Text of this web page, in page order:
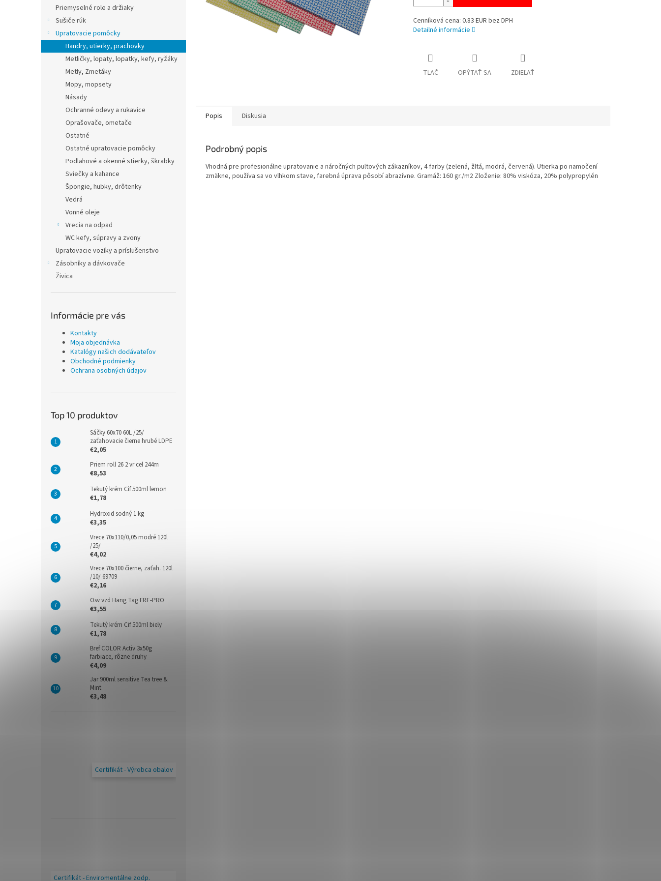
Priemyselné role a držiaky
Sušiče rúk
Upratovacie pomôcky
Handry, utierky, prachovky
Metličky, lopaty, lopatky, kefy, ryžáky
Metly, Zmetáky
Mopy, mopsety
Násady
Ochranné odevy a rukavice
Oprašovače, ometače
Ostatné
Ostatné upratovacie pomôcky
Podlahové a okenné stierky, škrabky
Sviečky a kahance
Špongie, hubky, drôtenky
Vedrá
Vonné oleje
Vrecia na odpad
WC kefy, súpravy a zvony
Upratovacie vozíky a príslušenstvo
Zásobníky a dávkovače
Živica
Informácie pre vás
Kontakty
Moja objednávka
Katalógy našich dodávateľov
Obchodné podmienky
Ochrana osobných údajov
Top 10 produktov
Sáčky 60x70 60L /25/
zaťahovacie čierne hrubé LDPE
€2,05
Priem roll 26 2 vr cel 244m
€8,53
Tekutý krém Cif 500ml lemon
€1,78
Hydroxid sodný 1 kg
€3,35
Vrece 70x110/0,05 modré 120l
/25/
€4,02
Vrece 70x100 čierne, zaťah. 120l
/10/ 69709
€2,16
Osv vzd Hang Tag FRE-PRO
€3,55
Tekutý krém Cif 500ml biely
€1,78
Bref COLOR Activ 3x50g
farbiace, rôzne druhy
€4,09
Jar 900ml sensitive Tea tree &
Mint
€3,48
Certifikát - Výrobca obalov
Certifikát - Enviromentálne zodp.
Cenníková cena: 0.83 EUR bez DPH
Detailné informácie
TLAČ OPÝTAŤ SA ZDIEĽAŤ
Popis Diskusia
Podrobný popis
Vhodná pre profesionálne upratovanie a náročných pultových zákazníkov, 4 farby (zelená, žltá, modrá, červená). Utierka po namočení
zmäkne, používa sa vo vlhkom stave, farebná úprava pôsobí abrazívne. Gramáž: 160 gr./m2 Zloženie: 80% viskóza, 20% polypropylén